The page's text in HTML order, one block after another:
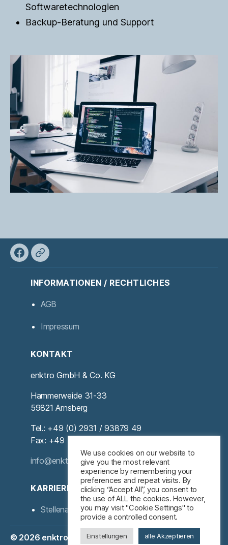
Softwaretechnologien
Backup-Beratung und Support
Facebook
XING
INFORMATIONEN / RECHTLICHES
AGB
Impressum
KONTAKT
enktro GmbH & Co. KG
Hammerweide 31-33
59821 Arnsberg
Tel.: +49 (0) 2931 / 93879 49
Fax: +49 (0) 2931 / 93879 56
info@enktro.de
KARRIERE
Stellenangebote
© 2026 enktro GmbH & Co. KG Nach oben
We use cookies on our website to
give you the most relevant
experience by remembering your
preferences and repeat visits. By
clicking “Accept All”, you consent to
the use of ALL the cookies. However,
you may visit "Cookie Settings" to
provide a controlled consent.
Einstellungen alle Akzeptieren